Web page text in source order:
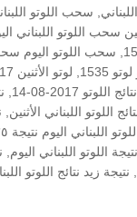
اللبناني, سحب اللوتو
سحب اللوتو اللبناني
اللبناني للإصدار 1535, سحب
اللوتو اللبناني الأثنين,
نتيجة اللوتو ١٥٣٥ نتيجة اللوتو